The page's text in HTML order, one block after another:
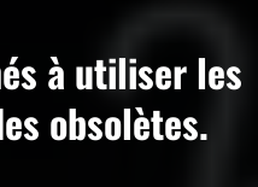
à utiliser les
obsolètes.